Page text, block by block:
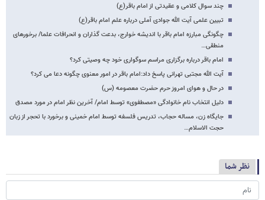
چند سوال کلامی و عقیدتی از امام باقر(ع)
تبیین علمی آیت الله جوادی آملی درباره علم امام باقر(ع)
چگونگی مبارزه امام باقر با اندیشه خوارج، بدعت گذاران و انحرافات علما/ برخورهای
منطقی…
امام باقر درباره برگزاری مراسم سوگواری خود چه وصیتی کرد؟
آیت الله مجتبی تهرانی پاسخ داد:امام باقر در امور معنوی چگونه دعا می کرد؟
در حال و هوای امروز حرم حضرت معصومه (س)
دلیل انتخاب نام خانوادگی «مصطفوی» توسط امام/ آخرین نظر امام در مورد مصدق
جایگاه زن، مساله حجاب، تدریس فلسفه توسط امام خمینی و برخورد با تحجر از زبان
حجت الاسلام…
نظر شما